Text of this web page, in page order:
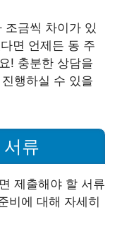
조금씩 차이가 있
면 언제든 동 주
! 충분한 상담을
행하실 수 있을
류
제출해야 할 서류
비에 대해 자세히